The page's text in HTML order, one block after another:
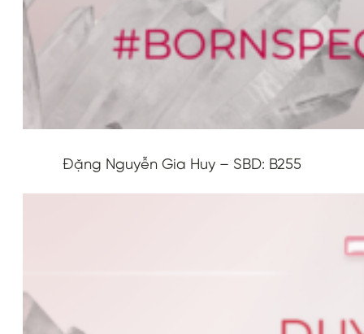
Đặng Nguyễn Gia Huy – SBD: B255